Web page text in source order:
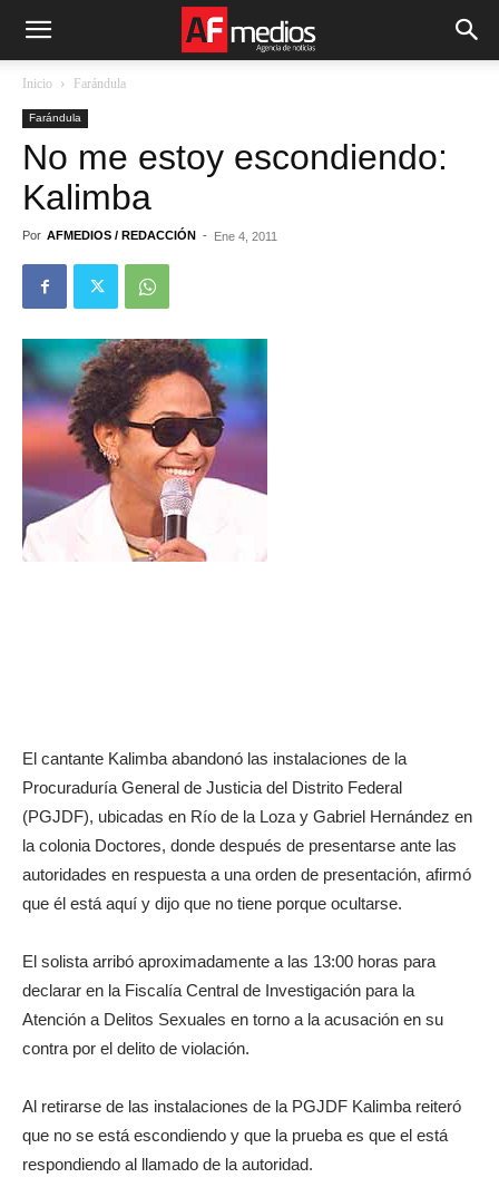
Inicio Farándula
Farándula
No me estoy escondiendo:
Kalimba
Por AFMEDIOS / REDACCIÓN - Ene 4, 2011
El cantante Kalimba abandonó las instalaciones de la
Procuraduría General de Justicia del Distrito Federal
(PGJDF), ubicadas en Río de la Loza y Gabriel Hernández en
la colonia Doctores, donde después de presentarse ante las
autoridades en respuesta a una orden de presentación, afirmó
que él está aquí y dijo que no tiene porque ocultarse.
El solista arribó aproximadamente a las 13:00 horas para
declarar en la Fiscalía Central de Investigación para la
Atención a Delitos Sexuales en torno a la acusación en su
contra por el delito de violación.
Al retirarse de las instalaciones de la PGJDF Kalimba reiteró
que no se está escondiendo y que la prueba es que el está
respondiendo al llamado de la autoridad.